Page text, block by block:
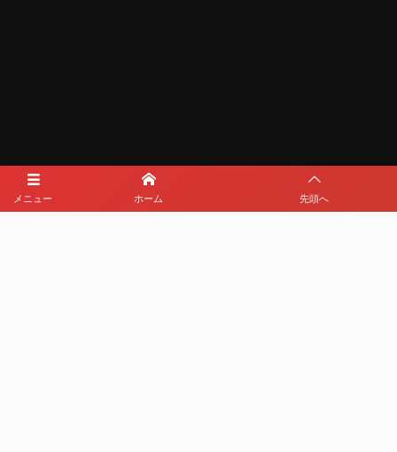
メニュー ホーム 先頭へ